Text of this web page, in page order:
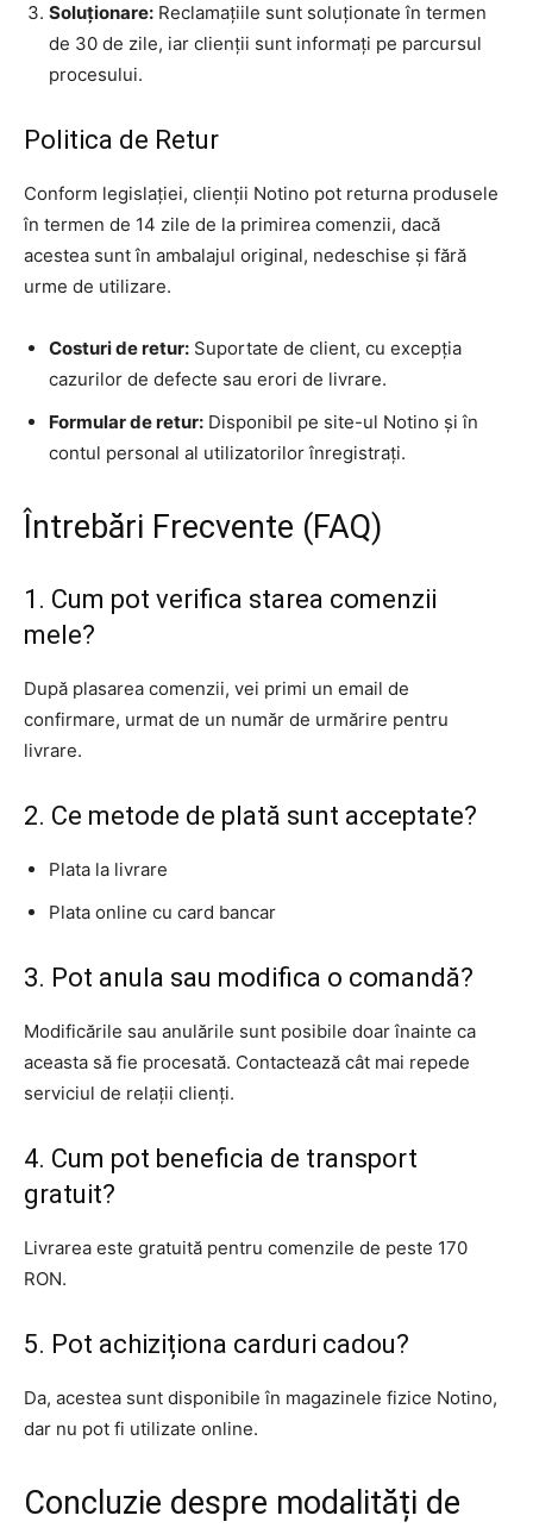
Soluționare: Reclamațiile sunt soluționate în termen
de 30 de zile, iar clienții sunt informați pe parcursul
procesului.
Politica de Retur
Conform legislației, clienții Notino pot returna produsele
în termen de 14 zile de la primirea comenzii, dacă
acestea sunt în ambalajul original, nedeschise și fără
urme de utilizare.
Costuri de retur: Suportate de client, cu excepția
cazurilor de defecte sau erori de livrare.
Formular de retur: Disponibil pe site-ul Notino și în
contul personal al utilizatorilor înregistrați.
Întrebări Frecvente (FAQ)
1. Cum pot verifica starea comenzii
mele?
După plasarea comenzii, vei primi un email de
confirmare, urmat de un număr de urmărire pentru
livrare.
2. Ce metode de plată sunt acceptate?
Plata la livrare
Plata online cu card bancar
3. Pot anula sau modifica o comandă?
Modificările sau anulările sunt posibile doar înainte ca
aceasta să fie procesată. Contactează cât mai repede
serviciul de relații clienți.
4. Cum pot beneficia de transport
gratuit?
Livrarea este gratuită pentru comenzile de peste 170
RON.
5. Pot achiziționa carduri cadou?
Da, acestea sunt disponibile în magazinele fizice Notino,
dar nu pot fi utilizate online.
Concluzie despre modalități de